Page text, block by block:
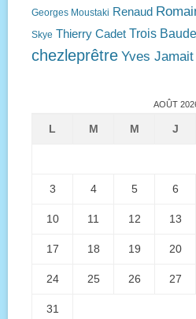
Georges Moustaki Renaud
Skye Thierry Cadet Trois
chezleprêtre Yves Jamait
AOÛT
L M M J
3 4 5 6
10 11 12 13
17 18 19 20
24 25 26 27
31